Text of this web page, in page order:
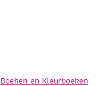
Boeken en Kleurboeken